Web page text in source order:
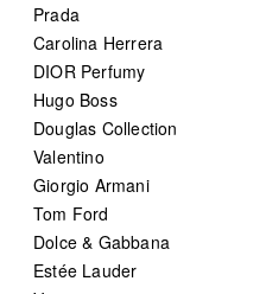
Prada
Carolina Herrera
DIOR Perfumy
Hugo Boss
Douglas Collection
Valentino
Giorgio Armani
Tom Ford
Dolce & Gabbana
Estée Lauder